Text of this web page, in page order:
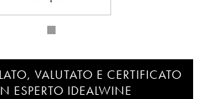
VALUTATO E CERTIFICATO
ESPERTO IDEALWINE